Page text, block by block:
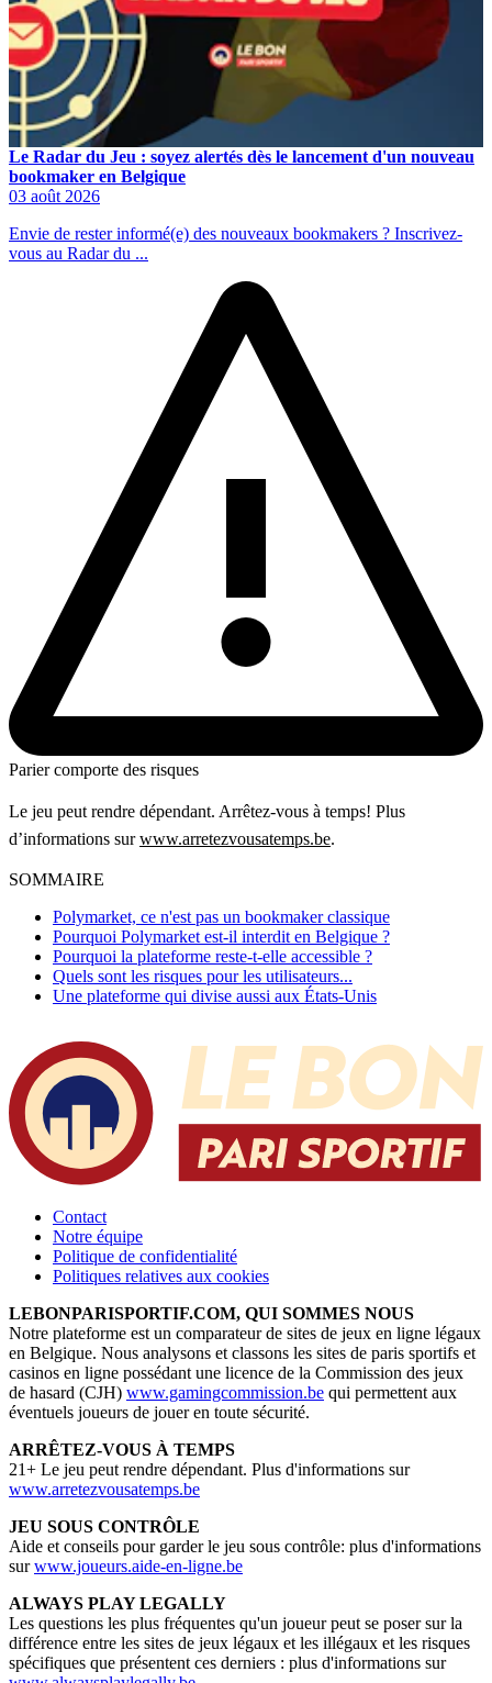
Le Radar du Jeu : soyez alertés dès le lancement d'un nouveau
bookmaker en Belgique
03 août 2026
Envie de rester informé(e) des nouveaux bookmakers ? Inscrivez-
vous au Radar du ...
Parier comporte des risques
Le jeu peut rendre dépendant. Arrêtez-vous à temps! Plus
d’informations surwww.arretezvousatemps.be.
SOMMAIRE
Polymarket, ce n'est pas un bookmaker classique
Pourquoi Polymarket est-il interdit en Belgique ?
Pourquoi la plateforme reste-t-elle accessible ?
Quels sont les risques pour les utilisateurs...
Une plateforme qui divise aussi aux États-Unis
Contact
Notre équipe
Politique de confidentialité
Politiques relatives aux cookies
LEBONPARISPORTIF.COM, QUI SOMMES NOUS
Notre plateforme est un comparateur de sites de jeux en ligne légaux
en Belgique. Nous analysons et classons les sites de paris sportifs et
casinos en ligne possédant une licence de la Commission des jeux
de hasard (CJH) www.gamingcommission.be qui permettent aux
éventuels joueurs de jouer en toute sécurité.
ARRÊTEZ-VOUS À TEMPS
21+ Le jeu peut rendre dépendant. Plus d'informations sur
www.arretezvousatemps.be
JEU SOUS CONTRÔLE
Aide et conseils pour garder le jeu sous contrôle: plus d'informations
surwww.joueurs.aide-en-ligne.be
ALWAYS PLAY LEGALLY
Les questions les plus fréquentes qu'un joueur peut se poser sur la
différence entre les sites de jeux légaux et les illégaux et les risques
spécifiques que présentent ces derniers : plus d'informations sur